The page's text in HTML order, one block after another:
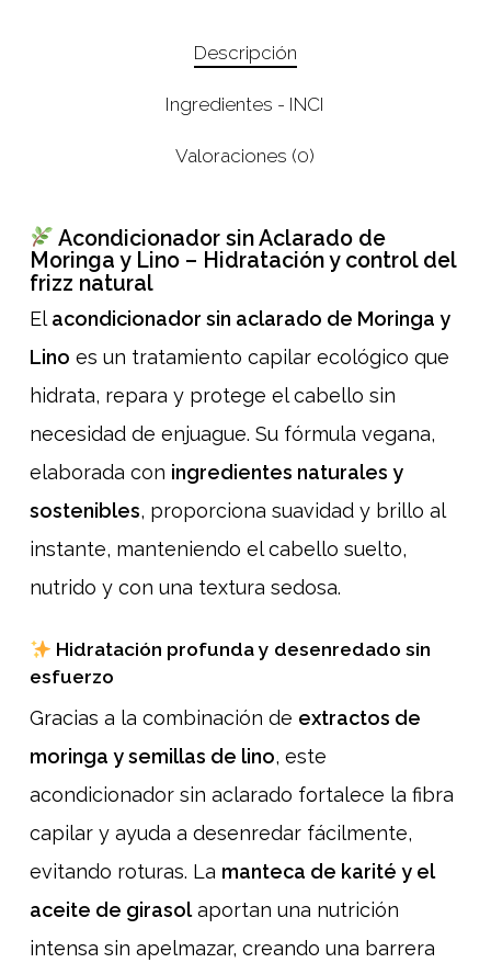
Descripción
Ingredientes - INCI
Valoraciones (0)
Acondicionador sin Aclarado de
Moringa y Lino – Hidratación y control del
frizz natural
Elacondicionador sin aclarado de Moringa y
Lino es un tratamiento capilar ecológico que
hidrata, repara y protege el cabello sin
necesidad de enjuague. Su fórmula vegana,
elaborada con ingredientes naturales y
sostenibles, proporciona suavidad y brillo al
instante, manteniendo el cabello suelto,
nutrido y con una textura sedosa.
Hidratación profunda y desenredado sin
esfuerzo
Gracias a la combinación de extractos de
moringa y semillas de lino, este
acondicionador sin aclarado fortalece la fibra
capilar y ayuda a desenredar fácilmente,
evitando roturas. La manteca de karité y el
aceite de girasolaportan una nutrición
intensa sin apelmazar, creando una barrera